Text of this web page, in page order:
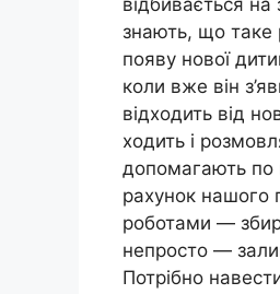
знають, що таке
появу нової
коли вже він
відходить від
ходить і
допомагають по
рахунок нашого
роботами —
непросто —
Потрібно